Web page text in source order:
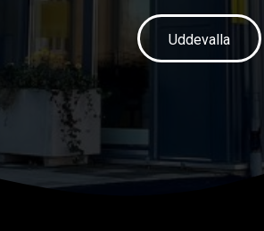
Uddevalla